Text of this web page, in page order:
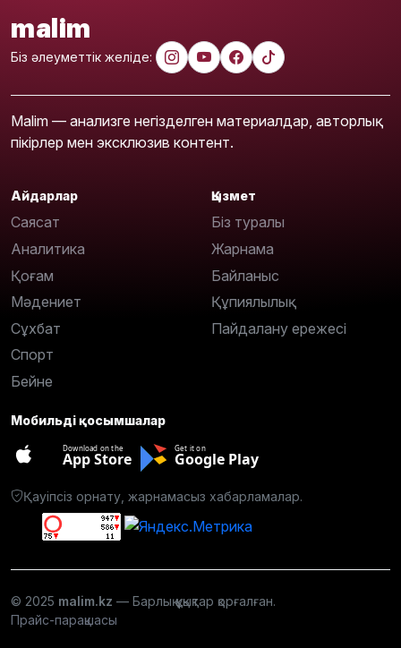
malim
Біз әлеуметтік желіде:
Malim — анализге негізделген материалдар, авторлық
пікірлер мен эксклюзив контент.
Айдарлар
Саясат
Аналитика
Қоғам
Мәдениет
Сұхбат
Спорт
Бейне
Қызмет
Біз туралы
Жарнама
Байланыс
Құпиялылық
Пайдалану ережесі
Мобильді қосымшалар
Download on the
App Store
Get it on
Google Play
Қауіпсіз орнату, жарнамасыз хабарламалар.
© 2025 malim.kz — Барлық құқықтар қорғалған.
Прайс-парақшасы